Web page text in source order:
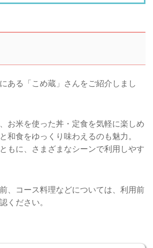
ある「こめ蔵」さんをご紹介しまし
お米を使った丼・定食を気軽に楽しめ
和食をゆっくり味わえるのも魅力。
もに、さまざまなシーンで利用しやす
、コース料理などについては、利用前
ください。